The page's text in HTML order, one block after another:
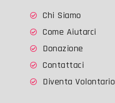
Chi Siamo
Come Aiutarci
Donazione
Contattaci
Diventa Volontario